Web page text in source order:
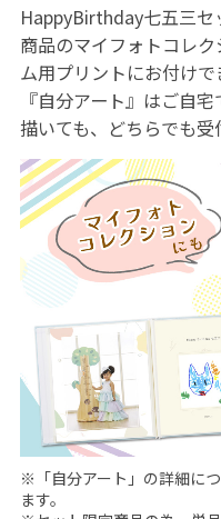
HappyBirthday七五三セ
商品のマイフォトコレ
ム用プリントにお付け
『自分アート』はご自
描いても、どちらでも受
※「自分アート」の詳細に
ます。